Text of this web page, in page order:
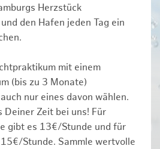
Herzstück
den Hafen jeden Tag ein
mit einem
(bis zu 3 Monate)
nur eines davon wählen.
Deiner Zeit bei uns! Für
gibt es 13€/Stunde und für
Stunde. Sammle wertvolle